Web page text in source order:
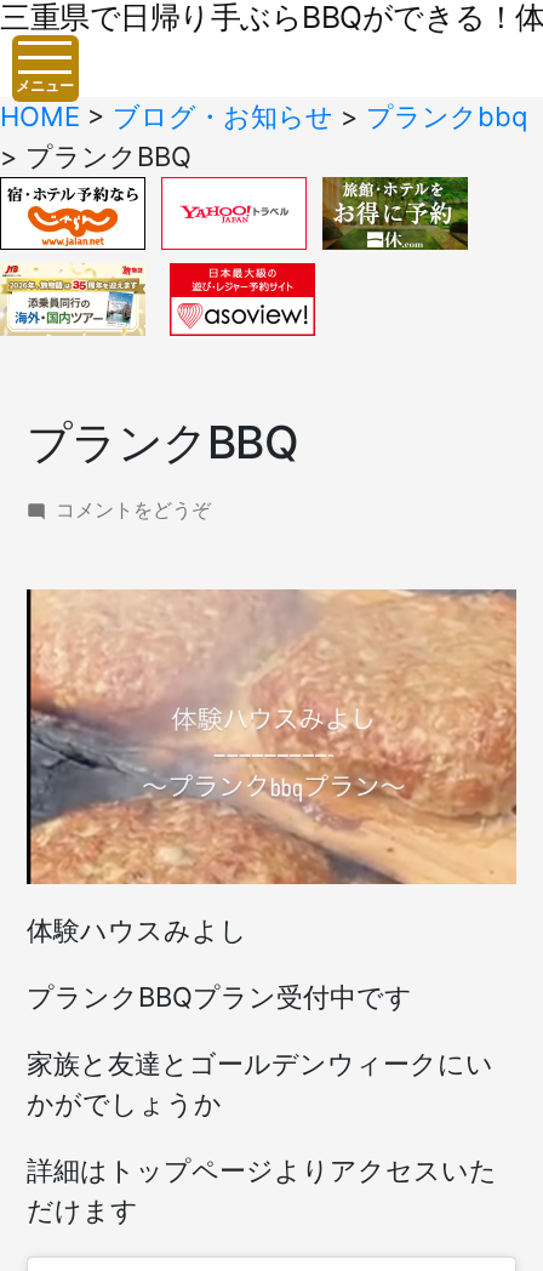
三重県で日帰り手ぶらBBQができる！
メニュー
HOME > ブログ・お知らせ > プランクbbq
> プランクBBQ
プランクBBQ
コメントをどうぞ(プ
ク
BBQ)
体験ハウスみよし
プランクBBQプラン受付中です
家族と友達とゴールデンウィークにい
かがでしょうか
詳細はトップページよりアクセスいた
だけます